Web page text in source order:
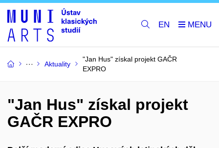
EN
Aktuality
"Jan Hus" získal projekt GAČR
EXPRO
"Jan Hus" získal projekt
GAČR EXPRO